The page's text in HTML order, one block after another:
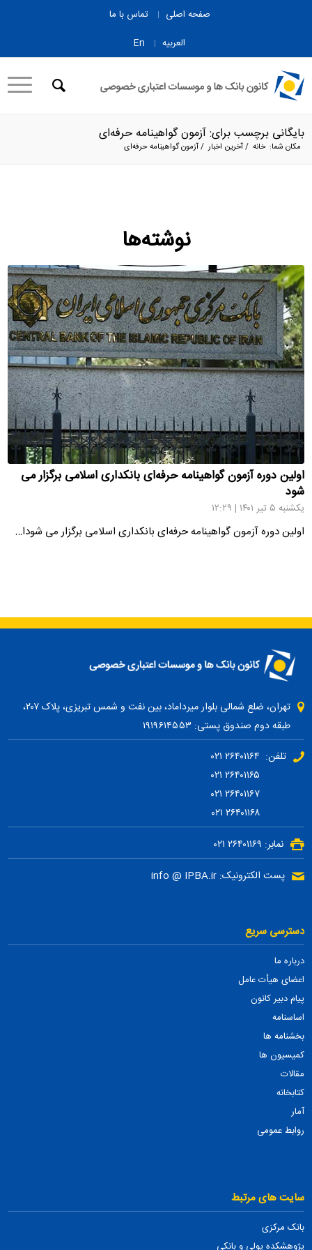
صفحه اصلی
تماس با ما
العربیه
En
بایگانی برچسب برای: آزمون گواهینامه حرفه‌ای
مکان شما: خانه /آخرین اخبار /آزمون گواهینامه حرفه‌ای
نوشته‌ها
اولین دوره آزمون گواهینامه حرفه‌ای بانکداری اسلامی برگزار می
شود
یکشنبه ۵ تیر ۱۴۰۱ | ۱۲:۲۹
اولین دوره آزمون گواهینامه حرفه‌ای بانکداری اسلامی برگزار می شودا…
تهران، ضلع شمالی بلوار میرداماد، بین نفت و شمس تبریزی، پلاک ۲۰۷،
طبقه دوم صندوق پستی: ۱۹۱۹۶۱۴۵۵۳
تلفن: ۲۶۴۰۱۱۶۴ ۰۲۱
۲۶۴۰۱۱۶۷ ۰۲۱
۲۶۴۰۱۱۶۸ ۰۲۱
نمابر: ۲۶۴۰۱۱۶۹ ۰۲۱
پست الکترونیک: info @ IPBA.ir
دسترسی سریع
درباره ما
اعضای هیأت عامل
پیام دبیر کانون
اساسنامه
بخشنامه ها
کمیسیون ها
مقالات
کتابخانه
آمار
روابط عمومی
سایت های مرتبط
بانک مرکزی
پژوهشکده پولی و بانکی